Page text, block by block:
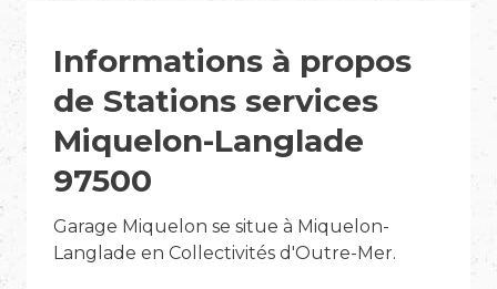
Informations à propos
de Stations services
Miquelon-Langlade
97500
Garage Miquelon se situe à Miquelon-
Langlade en Collectivités d'Outre-Mer.